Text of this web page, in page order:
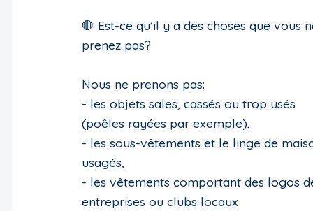
🛑 Est-ce qu’il y a des choses que vous
prenez pas?
Nous ne prenons pas:
- les objets sales, cassés ou trop usés
(poêles rayées par exemple),
- les sous-vêtements et le linge de
usagés,
- les vêtements comportant des logos
entreprises ou clubs locaux